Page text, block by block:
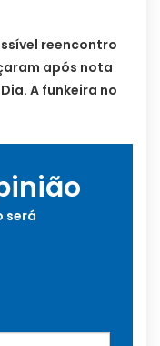
reencontro
após nota
A funkeira no
será